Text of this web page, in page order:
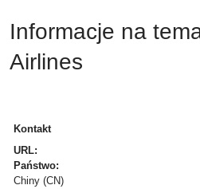
Informacje na
Airlines
Kontakt
URL:
Państwo:
Chiny (CN)